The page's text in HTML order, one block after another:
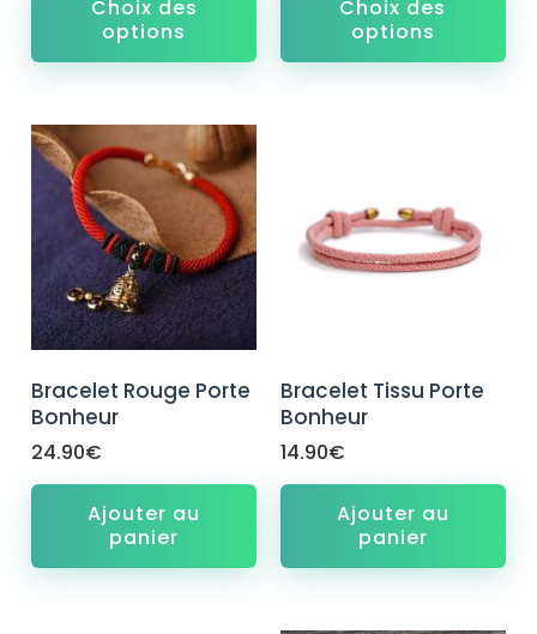
Choix des
options
Choix des
options
Bracelet Rouge Porte
Bonheur
24.90€
Ajouter au
panier
Bracelet Tissu Porte
Bonheur
14.90€
Ajouter au
panier